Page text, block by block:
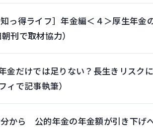
っ得ライフ］年金編＜４＞厚生年金
刊で取材協力）
金だけでは足りない？長生きリスク
ィで記事執筆）
から 公的年金の年金額が引き下げ